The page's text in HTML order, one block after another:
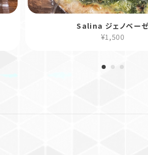
Salina ジェノベーゼ
¥1,500